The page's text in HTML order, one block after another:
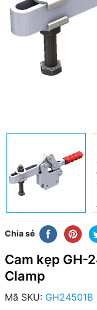
Chia sẻ
Cam kẹp GH-
Clamp
Mã SKU: GH24501B